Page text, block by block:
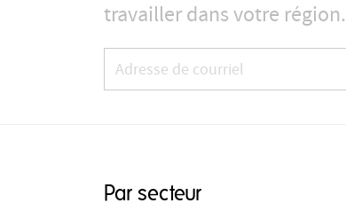
travailler dans votre région.
Par secteur